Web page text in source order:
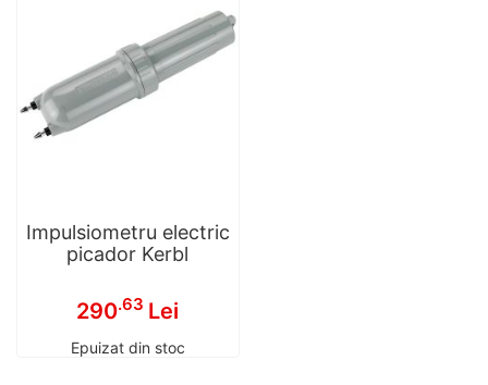
Impulsiometru electric
picador Kerbl
290.63 Lei
Epuizat din stoc